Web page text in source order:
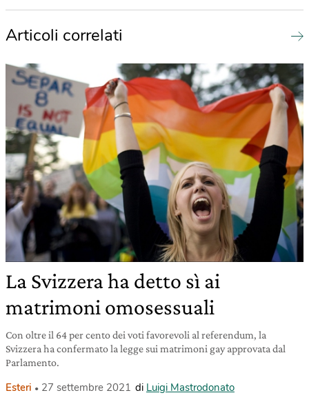
Articoli correlati
La Svizzera ha detto sì ai
matrimoni omosessuali
Con oltre il 64 per cento dei voti favorevoli al referendum, la
Svizzera ha confermato la legge sui matrimoni gay approvata dal
Parlamento.
Esteri 27 settembre 2021 di Luigi Mastrodonato